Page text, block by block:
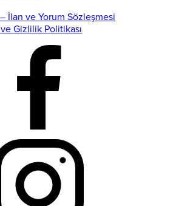
İlan ve Yorum Sözleşmesi
Gizlilik Politikası